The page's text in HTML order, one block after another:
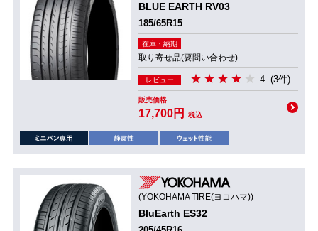
BLUE EARTH RV03
185/65R15
在庫・納期
取り寄せ品(要問い合わせ)
レビュー 4 (3件)
販売価格
17,700円 税込
(YOKOHAMA TIRE(ヨコハマ))
BluEarth ES32